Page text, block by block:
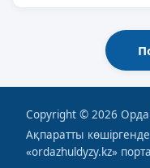
Copyright © 2026
Ақпаратты
«ordazhuldyzy.kz»